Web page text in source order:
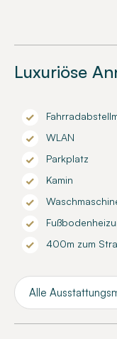
Luxuriöse
WLAN
Parkplatz
Kamin
400m zum
Alle